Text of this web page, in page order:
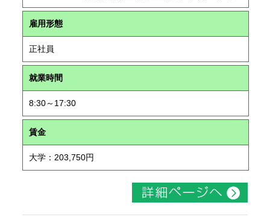
雇用形態
正社員
就業時間
8:30～17:30
賃金
大学：203,750円